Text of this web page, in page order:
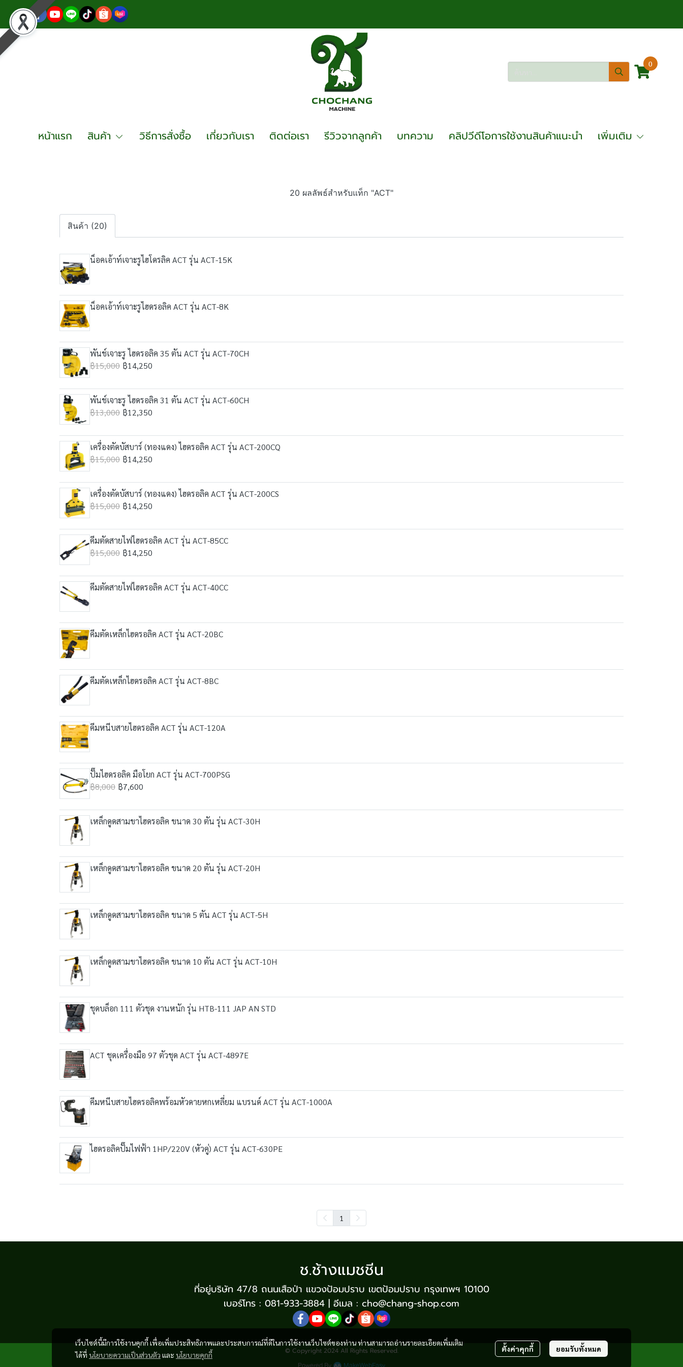
0
หน้าแรก สินค้า วิธีการสั่งซื้อ เกี่ยวกับเรา ติดต่อเรา รีวิวจากลูกค้า บทความ คลิปวีดีโอการใช้งานสินค้าแนะนำ เพิ่มเติม
20 ผลลัพธ์สำหรับแท็ก "ACT"
สินค้า (20)
น็อคเอ้าท์เจาะรูไฮโดรลิค ACT รุ่น ACT-15K
น็อคเอ้าท์เจาะรูไฮดรอลิค ACT รุ่น ACT-8K
พันช์เจาะรู ไฮดรอลิค 35 ตัน ACT รุ่น ACT-70CH
฿15,000 ฿14,250
พันช์เจาะรู ไฮดรอลิค 31 ตัน ACT รุ่น ACT-60CH
฿13,000 ฿12,350
เครื่องตัดบัสบาร์ (ทองแดง) ไฮดรอลิค ACT รุ่น ACT-200CQ
฿15,000 ฿14,250
เครื่องตัดบัสบาร์ (ทองแดง) ไฮดรอลิค ACT รุ่น ACT-200CS
฿15,000 ฿14,250
คีมตัดสายไฟไฮดรอลิค ACT รุ่น ACT-85CC
฿15,000 ฿14,250
คีมตัดสายไฟไฮดรอลิค ACT รุ่น ACT-40CC
คีมตัดเหล็กไฮดรอลิค ACT รุ่น ACT-20BC
คีมตัดเหล็กไฮดรอลิค ACT รุ่น ACT-8BC
คีมหนีบสายไฮดรอลิค ACT รุ่น ACT-120A
ปั๊มไฮดรอลิค มือโยก ACT รุ่น ACT-700PSG
฿8,000 ฿7,600
เหล็กดูดสามขาไฮดรอลิค ขนาด 30 ตัน รุ่น ACT-30H
เหล็กดูดสามขาไฮดรอลิค ขนาด 20 ตัน รุ่น ACT-20H
เหล็กดูดสามขาไฮดรอลิค ขนาด 5 ตัน ACT รุ่น ACT-5H
เหล็กดูดสามขาไฮดรอลิค ขนาด 10 ตัน ACT รุ่น ACT-10H
ชุดบล็อก 111 ตัวชุด งานหนัก รุ่น HTB-111 JAP AN STD
ACT ชุดเครื่องมือ 97 ตัวชุด ACT รุ่น ACT-4897E
คีมหนีบสายไฮดรอลิคพร้อมหัวดายหกเหลี่ยม แบรนด์ ACT รุ่น ACT-1000A
ไฮดรอลิคปั๊มไฟฟ้า 1HP/220V (หัวคู่) ACT รุ่น ACT-630PE
1
เว็บไซต์นี้มีการใช้งานคุกกี้ เพื่อเพิ่มประสิทธิภาพและประสบการณ์ที่ดีในการใช้งานเว็บไซต์ของท่าน ท่านสามารถอ่านรายละเอียดเพิ่มเติม
ได้ที่ นโยบายความเป็นส่วนตัว และ นโยบายคุกกี้
ตั้งค่าคุกกี้ ยอมรับทั้งหมด
ช.ช้างแมชชีน
ที่อยู่บริษัท 47/8 ถนนเสือป่า แขวงป้อมปราบ เขตป้อมปราบ กรุงเทพฯ 10100
เบอร์โทร : 081-933-3884 | อีเมล : cho@chang-shop.com
© Copyright 2024 All Rights Reserved.